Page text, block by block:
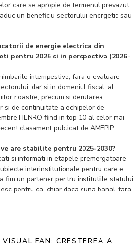
care se apropie de termenul prevazut
un beneficiu sectorului energetic sau
de energie electrica din
pentru 2025 si in perspectiva (2026-
intempestive, fara o evaluare
dar si in domeniul fiscal, al
noastre, precum si derularea
si de continuitate a echipelor de
HENRO fiind in top 10 al celor mai
clasament publicat de AMEPIP.
are stabilite pentru 2025-2030?
si informati in etapele premergatoare
interinstitutionale pentru care e
fim un partener pentru institutiile statului
pentru ca, chiar daca suna banal, fara
VISUAL FAN: CRESTEREA A